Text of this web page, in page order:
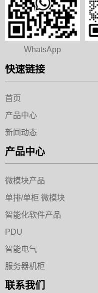
WhatsApp
快速链接
首页
产品中心
新闻动态
产品中心
微模块产品
单排/单柜 微模块
智能化软件产品
PDU
智能电气
服务器机柜
联系我们